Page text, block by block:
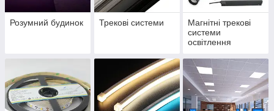
Розумний будинок Трекові системи
Магнітні трекові
системи
освітлення